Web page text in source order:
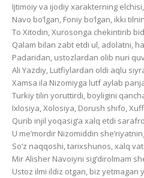
Ijtimoiy va ijodiy xarakterning elchisi,
Navo bo‘lgan, Foniy bo‘lgan, ikki
To Xitodin, Xurosonga chekintirib
Qalam bilan zabt etdi ul, adolatni,
Padaridan, ustozlardan olib nuri
Ali Yazdiy, Lutfiylardan oldi aqlu
Xamsa ila Nizomiyga lutf aylab
Turkiy tilin yoruttirdi, boyligini
Ixlosiya, Xolosiya, Dorush shifo,
Qurib injil yoqasig‘a xalq etdi
U me’mordir Nizomiddin
So‘z naqqoshi, tarixshunos, xalq
Mir Alisher Navoiyni sig‘dirolmam
Ustoz ilmi ildiz otgan, biz yetmagan